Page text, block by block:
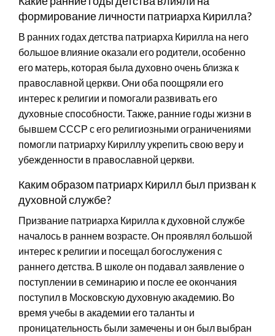
формирование личности патриарха Кирилла?
В ранних годах детства патриарха Кирилла на него
большое влияние оказали его родители, особенно
его матерь, которая была духовно очень близка к
православной церкви. Они оба поощряли его
интерес к религии и помогали развивать его
духовные способности. Также, ранние годы жизни в
бывшем СССР с его религиозными ограничениями
помогли патриарху Кириллу укрепить свою веру и
убежденности в православной церкви.
Каким образом патриарх Кирилл был призван к
духовной службе?
Призвание патриарха Кирилла к духовной службе
началось в раннем возрасте. Он проявлял большой
интерес к религии и посещал богослужения с
раннего детства. В школе он подавал заявление о
поступлении в семинарию и после ее окончания
поступил в Московскую духовную академию. Во
время учебы в академии его таланты и
проницательность были замечены и он был выбран